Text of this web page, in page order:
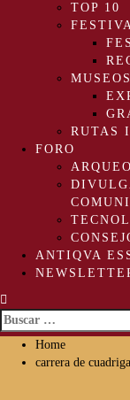
TOP 10
MUSEOS
RUTAS
FORO
ANTIQVA
Buscar:
Home
carrera de